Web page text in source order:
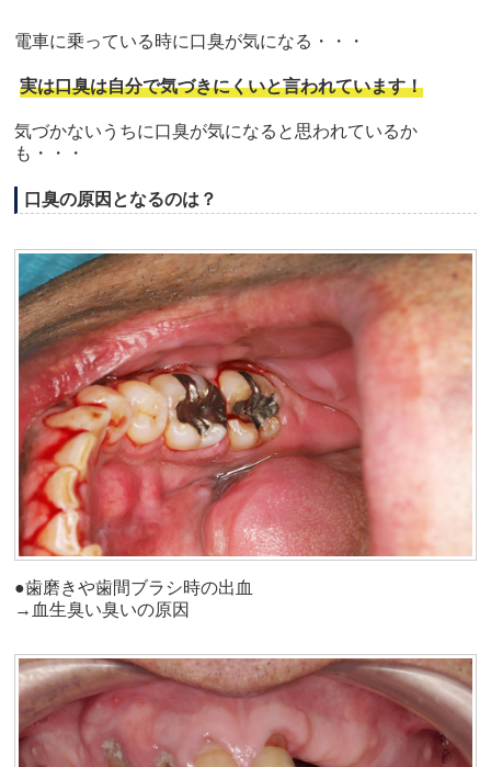
電車に乗っている時に口臭が気になる・・・
実は口臭は自分で気づきにくいと言われています！
気づかないうちに口臭が気になると思われているか
も・・・
口臭の原因となるのは？
●歯磨きや歯間ブラシ時の出血
→血生臭い臭いの原因